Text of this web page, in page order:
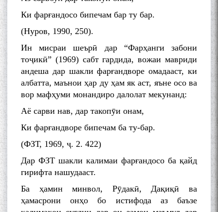
Ки фарғандосо бипечам бар ту бар.
(Нуров, 1990, 250).
Ин мисраи шеърӣ дар “Фарҳанги забони
тоҷикӣ” (1969) сабт гардида, вожаи мавриди
андеша дар шакли фарғандворе омадааст, ки
албатта, маънои ҳар ду ҳам як аст, яъне осо ва
вор мафҳуми монандиро далолат мекунанд:
Аё сарви нав, дар такопӯи онам,
Ки фарғандворе бипечам ба ту-бар.
(ФЗТ, 1969, ҷ. 2. 422)
Дар ФЗТ шакли калимаи фарғандосо ба қайд
гирифта нашудааст.
Ба ҳамин минвол, Рӯдакӣ, Дақиқӣ ва
ҳамасрони онҳо бо истифода аз баъзе